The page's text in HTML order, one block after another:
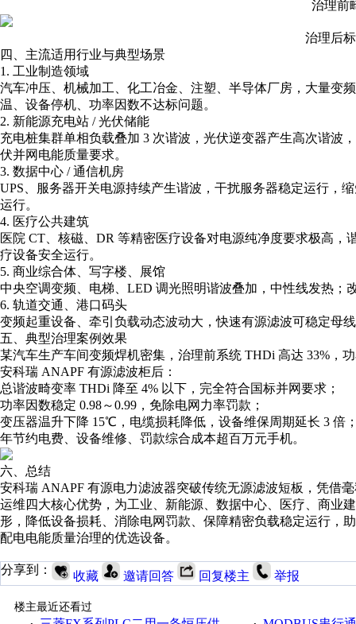
治理前
治理后
四、主流适用行业与典型场景
1. 工业制造领域
汽车冲压、机械加工、化工冶金、注塑、半导体厂房，大量变
温、设备停机、功率因数不达标问题。
2. 新能源充电站 / 光伏储能
充电桩集群单相负载叠加 3 次谐波，光伏逆变器产生高次谐波
伏并网电能质量要求。
3. 数据中心 / 通信机房
UPS、服务器开关电源持续产生谐波，干扰服务器稳定运行，
运行。
4. 医疗公共建筑
医院 CT、核磁、DR 等精密医疗设备对电源纯净度要求极高
疗设备安全运行。
5. 商业综合体、写字楼、展馆
中央空调变频、电梯、LED 调光照明谐波叠加，中性线发热；
6. 轨道交通、港口码头
变频起重设备、牵引负载动态波动大，快速有源滤波可稳定母
五、典型治理案例效果
某汽车生产车间变频焊机密集，治理前系统 THDi 高达 33%，
安科瑞 ANAPF 有源滤波柜后：
总谐波畸变率 THDi 降至 4% 以下，完全符合国标并网要求；
功率因数稳定 0.98～0.99，免除电网力率罚款；
变压器温升下降 15℃，电缆损耗降低，设备维保周期延长 3 倍
年节约电费、设备维修、罚款综合成本超百万元手机。
六、总结
安科瑞 ANAPF 有源电力滤波器突破传统无源滤波短板，凭借
运维四大核心优势，为工业、新能源、数据中心、医疗、商业
形，降低设备损耗、消除电网罚款、保障精密负载稳定运行，
配电电能质量治理的优选设备。
分享到： 收藏 邀请回答 回复楼主 举报
楼主最近还看过